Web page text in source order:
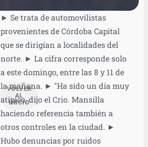
VOLVER
AL
INICIO
► Se trata de automovilistas
provenientes de Córdoba Capital
que se dirigían a localidades del
norte. ► La cifra corresponde solo
a este domingo, entre las 8 y 11 de
la mañana. ► "Ha sido un día muy
atípico, dijo el Crio. Mansilla
haciendo referencia también a
otros controles en la ciudad. ►
Hubo denuncias por ruidos